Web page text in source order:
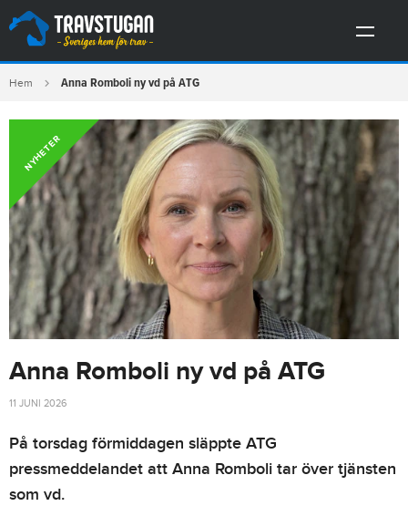
Hem Anna Romboli ny vd på ATG
NYHETER
Anna Romboli ny vd på ATG
11 JUNI 2026
På torsdag förmiddagen släppte ATG
pressmeddelandet att Anna Romboli tar över tjänsten
som vd.